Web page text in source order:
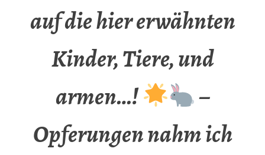
auf die hier erwähnten
Kinder, Tiere, und
armen…!
–
Opferungen nahm ich